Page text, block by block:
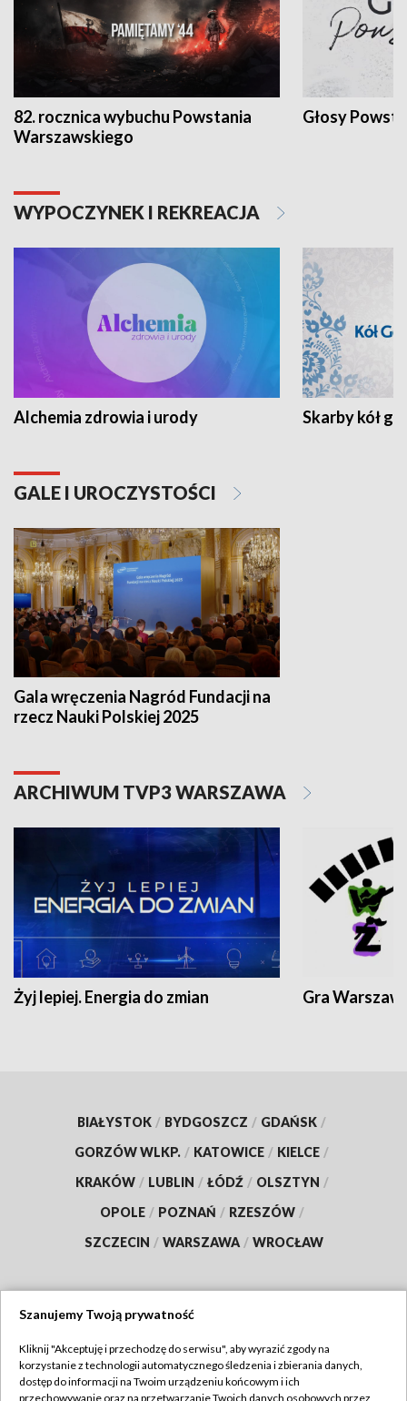
82. rocznica wybuchu Powstania
Warszawskiego
Głosy
WYPOCZYNEK I REKREACJA
Alchemia zdrowia i urody Skarby kół
GALE I UROCZYSTOŚCI
Gala wręczenia Nagród Fundacji na
rzecz Nauki Polskiej 2025
ARCHIWUM TVP3 WARSZAWA
Żyj lepiej. Energia do zmian Gra
BIAŁYSTOK / BYDGOSZCZ / GDAŃSK /
GORZÓW WLKP. / KATOWICE / KIELCE /
KRAKÓW / LUBLIN / ŁÓDŹ / OLSZTYN /
OPOLE / POZNAŃ / RZESZÓW /
SZCZECIN / WARSZAWA / WROCŁAW
TVP
Szanujemy Twoją prywatność
Kliknij "Akceptuję i przechodzę do serwisu", aby wyrazić zgody na
korzystanie z technologii automatycznego śledzenia i zbierania danych,
dostęp do informacji na Twoim urządzeniu końcowym i ich
przechowywanie oraz na przetwarzanie Twoich danych osobowych przez